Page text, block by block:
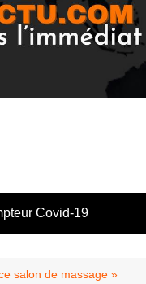
Covid-19
salon de massage »